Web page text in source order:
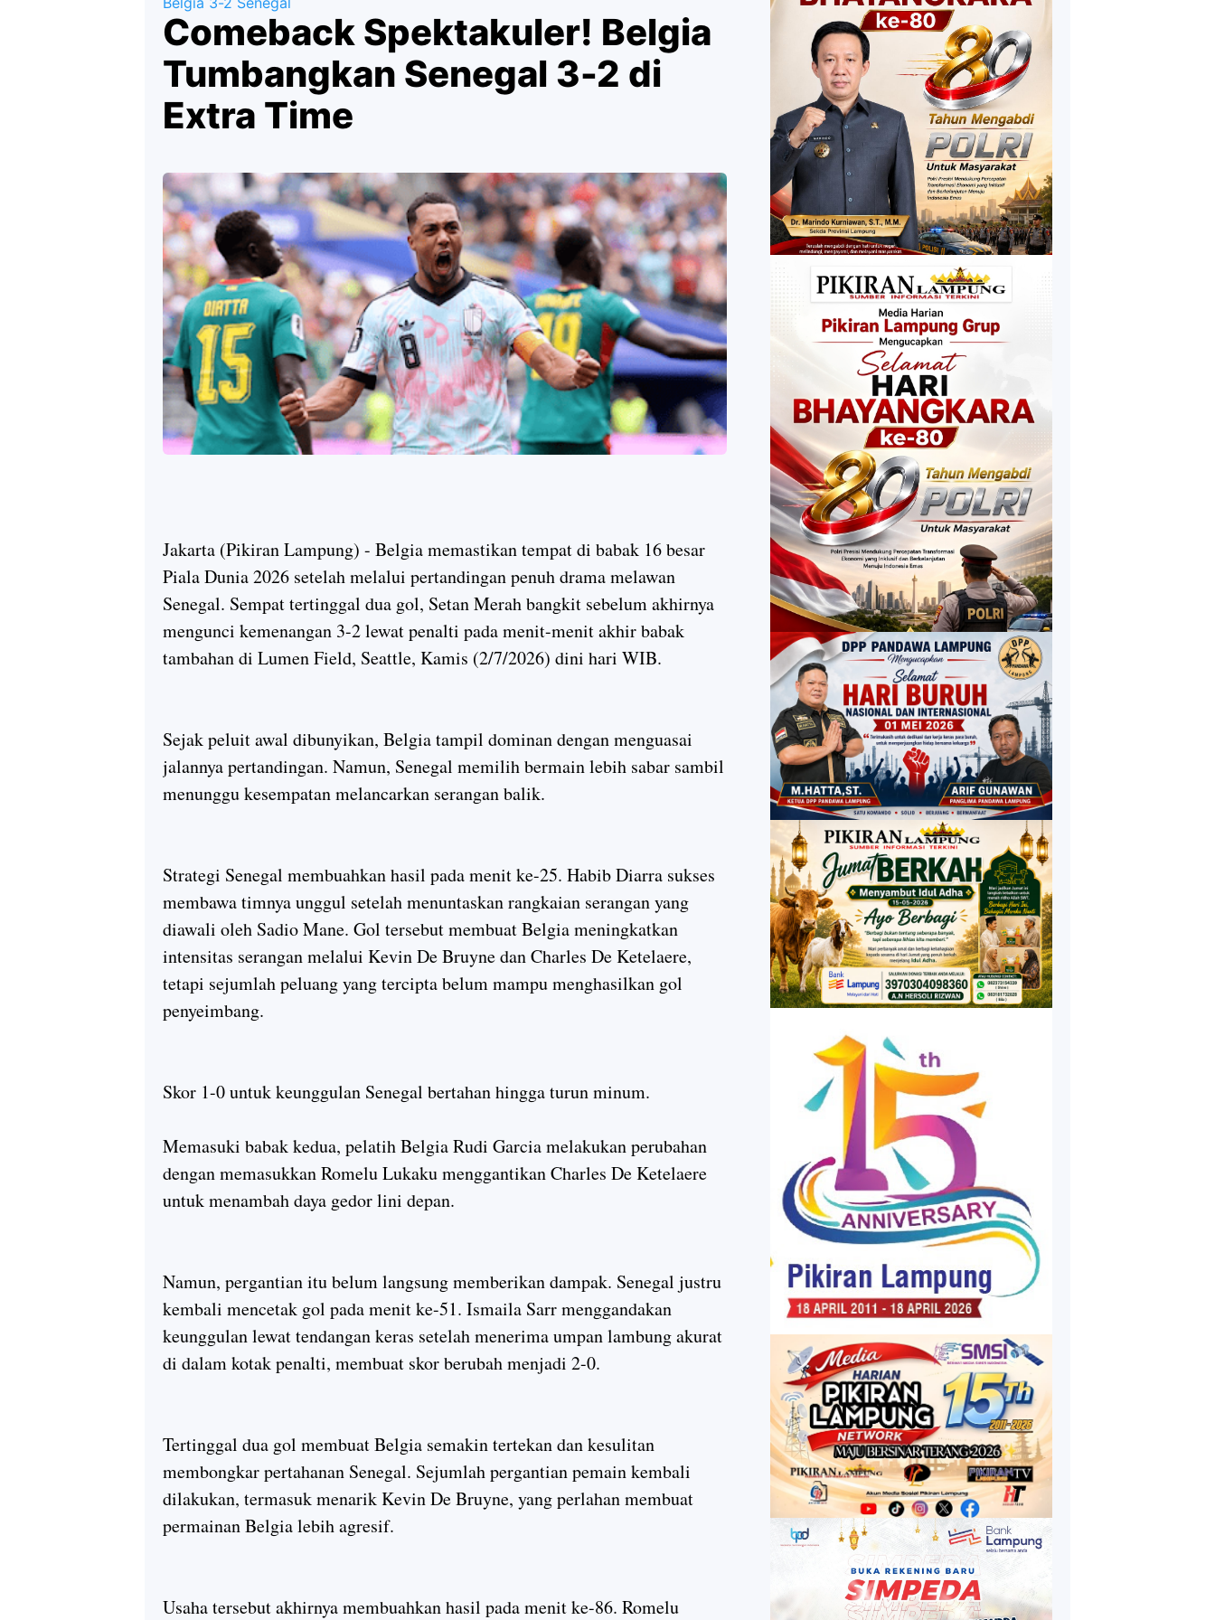
Comeback Spektakuler! Belgia
Tumbangkan Senegal 3-2 di
Extra Time
Jakarta (Pikiran Lampung) - Belgia memastikan tempat di babak 16 besar
Piala Dunia 2026 setelah melalui pertandingan penuh drama melawan
Senegal. Sempat tertinggal dua gol, Setan Merah bangkit sebelum akhirnya
mengunci kemenangan 3-2 lewat penalti pada menit-menit akhir babak
tambahan di Lumen Field, Seattle, Kamis (2/7/2026) dini hari WIB.
Sejak peluit awal dibunyikan, Belgia tampil dominan dengan menguasai
jalannya pertandingan. Namun, Senegal memilih bermain lebih sabar sambil
menunggu kesempatan melancarkan serangan balik.
Strategi Senegal membuahkan hasil pada menit ke-25. Habib Diarra sukses
membawa timnya unggul setelah menuntaskan rangkaian serangan yang
diawali oleh Sadio Mane. Gol tersebut membuat Belgia meningkatkan
intensitas serangan melalui Kevin De Bruyne dan Charles De Ketelaere,
tetapi sejumlah peluang yang tercipta belum mampu menghasilkan gol
penyeimbang.
Skor 1-0 untuk keunggulan Senegal bertahan hingga turun minum.
Memasuki babak kedua, pelatih Belgia Rudi Garcia melakukan perubahan
dengan memasukkan Romelu Lukaku menggantikan Charles De Ketelaere
untuk menambah daya gedor lini depan.
Namun, pergantian itu belum langsung memberikan dampak. Senegal justru
kembali mencetak gol pada menit ke-51. Ismaila Sarr menggandakan
keunggulan lewat tendangan keras setelah menerima umpan lambung akurat
di dalam kotak penalti, membuat skor berubah menjadi 2-0.
Tertinggal dua gol membuat Belgia semakin tertekan dan kesulitan
membongkar pertahanan Senegal. Sejumlah pergantian pemain kembali
dilakukan, termasuk menarik Kevin De Bruyne, yang perlahan membuat
permainan Belgia lebih agresif.
Usaha tersebut akhirnya membuahkan hasil pada menit ke-86. Romelu